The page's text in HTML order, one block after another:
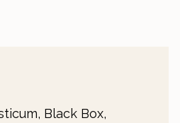
Black Box,